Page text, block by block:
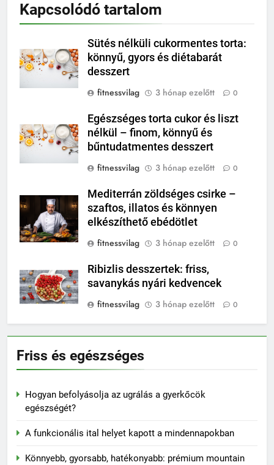
Kapcsolódó tartalom
Sütés nélküli cukormentes torta:
könnyű, gyors és diétabarát
desszert
fitnessvilag
3 hónap ezelőtt 0
Egészséges torta cukor és liszt
nélkül – finom, könnyű és
bűntudatmentes desszert
fitnessvilag
3 hónap ezelőtt 0
Mediterrán zöldséges csirke –
szaftos, illatos és könnyen
elkészíthető ebédötlet
fitnessvilag
3 hónap ezelőtt 0
Ribizlis desszertek: friss,
savanykás nyári kedvencek
fitnessvilag
3 hónap ezelőtt 0
Friss és egészséges
Hogyan befolyásolja az ugrálás a gyerkőcök
egészségét?
A funkcionális ital helyet kapott a mindennapokban
Könnyebb, gyorsabb, hatékonyabb: prémium mountain